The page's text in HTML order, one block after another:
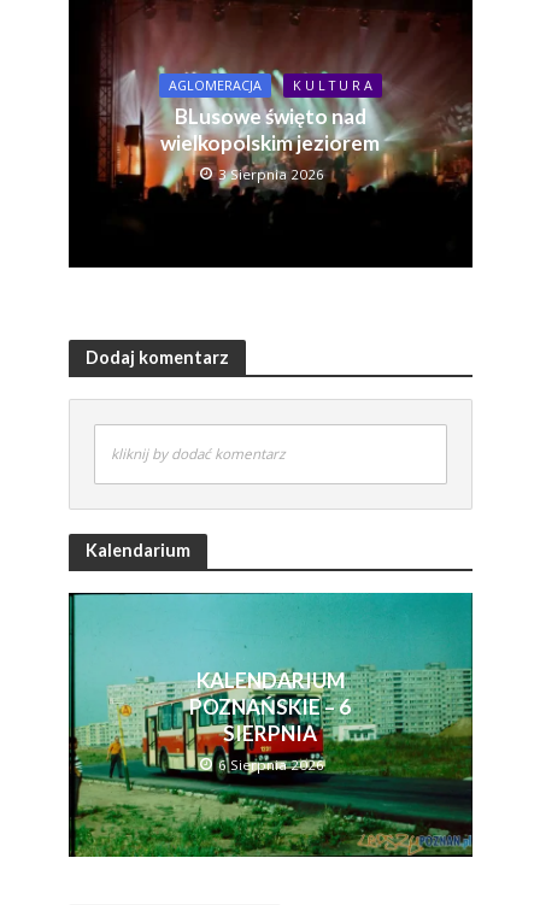
AGLOMERACJA K U L T U R A
BLusowe święto nad
wielkopolskim jeziorem
3 Sierpnia 2026
Dodaj komentarz
kliknij by dodać komentarz
Kalendarium
KALENDARIUM
POZNAŃSKIE – 6
SIERPNIA
6 Sierpnia 2026